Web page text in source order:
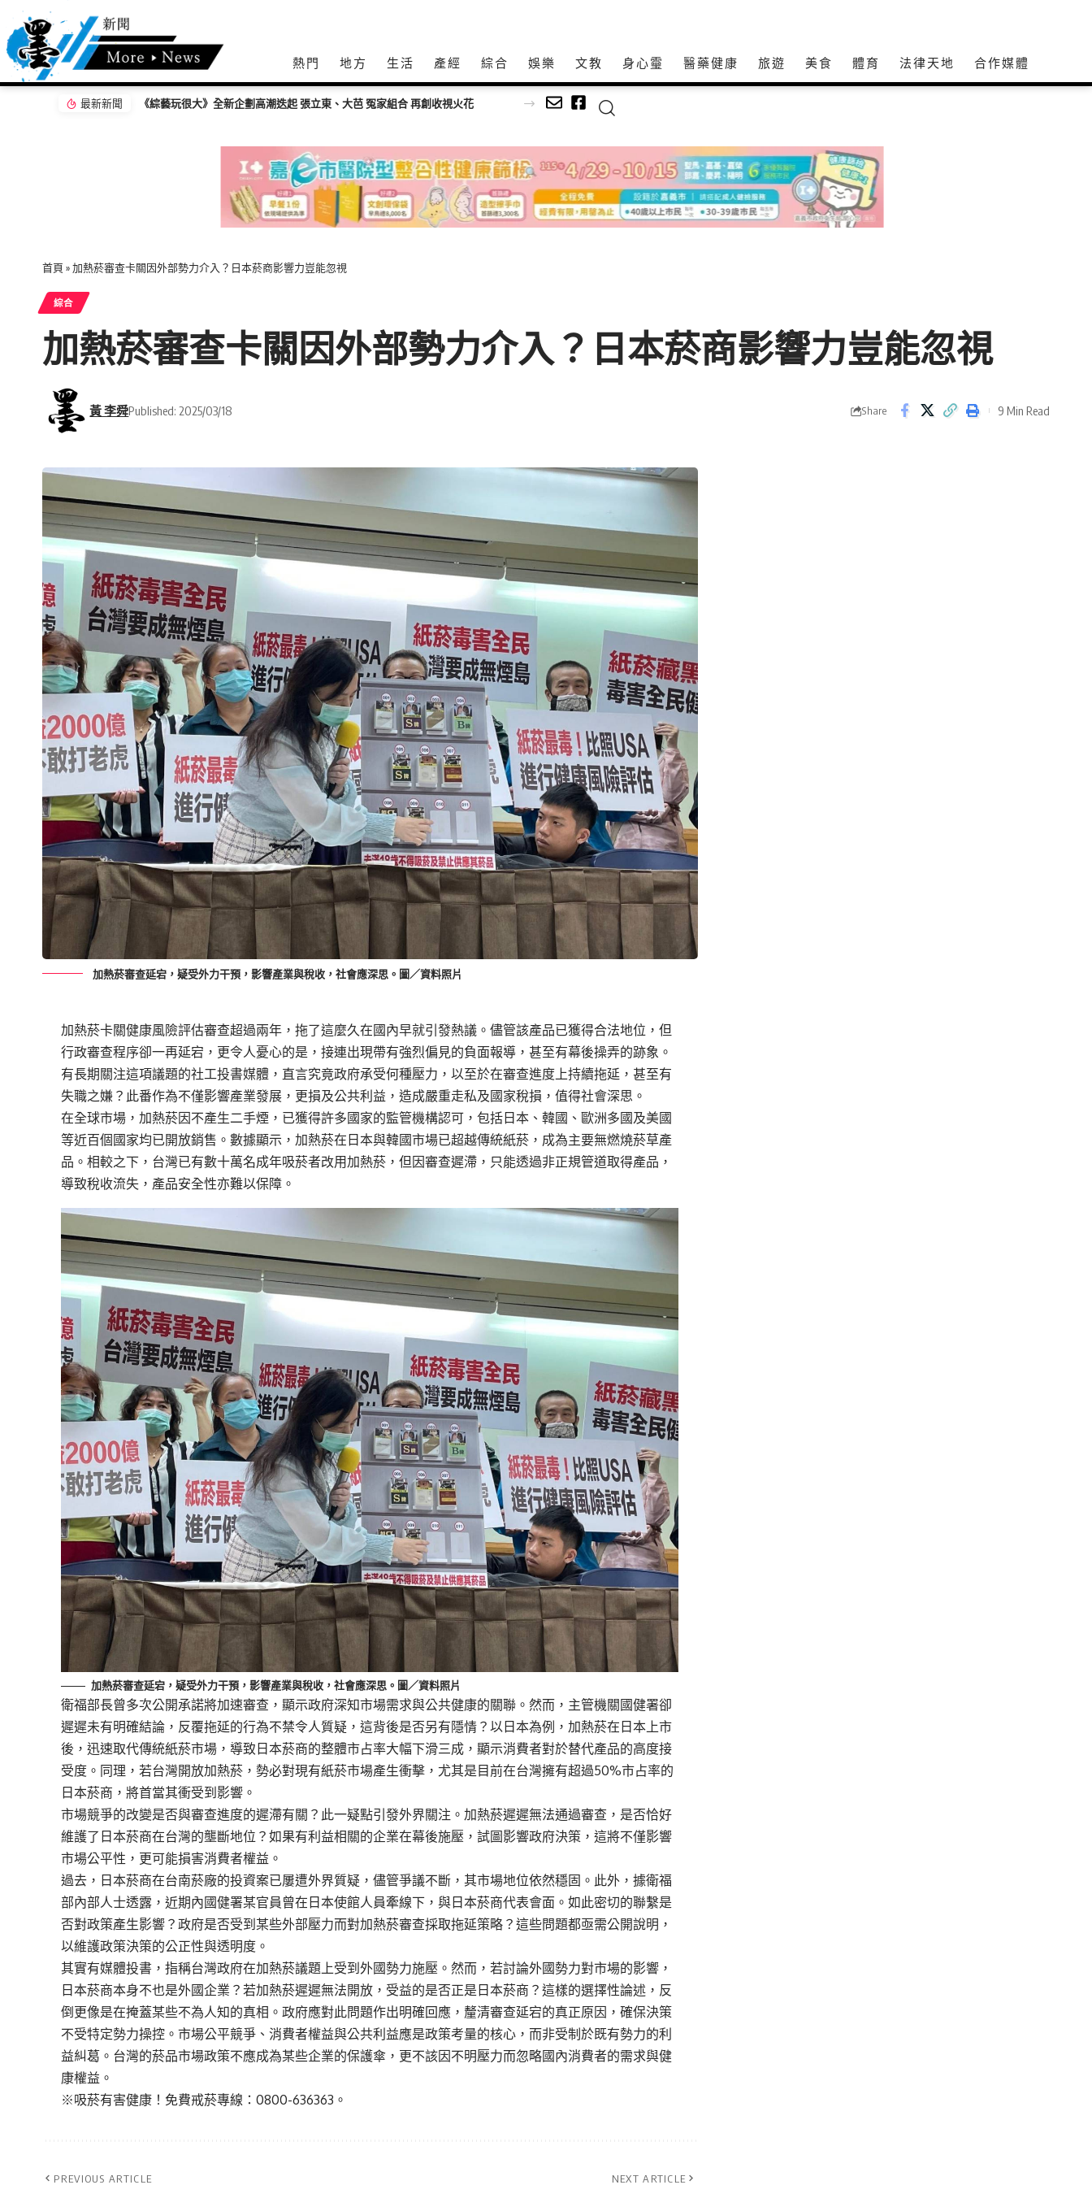
熱門 地方 生活 產經 綜合 娛樂 文教 身心𩆜 醫藥健康 旅遊 美食 體育 法律天地 合作媒體
最新新聞
首頁 »加熱菸審查卡關因外部勢力介入？日本菸商影響力豈能忽視
綜合
加熱菸審查卡關因外部勢力介入？日本菸商影響力豈能忽視
黃 李舜Published: 2025/03/18 Share 9 Min Read
加熱菸審查延宕，疑受外力干預，影響產業與稅收，社會應深思。圖／資料照片
加熱菸卡關健康風險評估審查超過兩年，拖了這麼久在國內早就引發熱議。儘管該產品已獲得合法地位，但
行政審查程序卻一再延宕，更令人憂心的是，接連出現帶有強烈偏見的負面報導，甚至有幕後操弄的跡象。
有長期關注這項議題的社工投書媒體，直言究竟政府承受何種壓力，以至於在審查進度上持續拖延，甚至有
失職之嫌？此番作為不僅影響產業發展，更損及公共利益，造成嚴重走私及國家稅損，值得社會深思。
在全球市場，加熱菸因不產生二手煙，已獲得許多國家的監管機構認可，包括日本、韓國、歐洲多國及美國
等近百個國家均已開放銷售。數據顯示，加熱菸在日本與韓國市場已超越傳統紙菸，成為主要無燃燒菸草產
品。相較之下，台灣已有數十萬名成年吸菸者改用加熱菸，但因審查遲滯，只能透過非正規管道取得產品，
導致稅收流失，產品安全性亦難以保障。
加熱菸審查延宕，疑受外力干預，影響產業與稅收，社會應深思。圖／資料照片
衛福部長曾多次公開承諾將加速審查，顯示政府深知市場需求與公共健康的關聯。然而，主管機關國健署卻
遲遲未有明確結論，反覆拖延的行為不禁令人質疑，這背後是否另有隱情？以日本為例，加熱菸在日本上市
後，迅速取代傳統紙菸市場，導致日本菸商的整體市占率大幅下滑三成，顯示消費者對於替代產品的高度接
受度。同理，若台灣開放加熱菸，勢必對現有紙菸市場產生衝擊，尤其是目前在台灣擁有超過50%市占率的
日本菸商，將首當其衝受到影響。
市場競爭的改變是否與審查進度的遲滯有關？此一疑點引發外界關注。加熱菸遲遲無法通過審查，是否恰好
維護了日本菸商在台灣的壟斷地位？如果有利益相關的企業在幕後施壓，試圖影響政府決策，這將不僅影響
市場公平性，更可能損害消費者權益。
過去，日本菸商在台南菸廠的投資案已屢遭外界質疑，儘管爭議不斷，其市場地位依然穩固。此外，據衛福
部內部人士透露，近期內國健署某官員曾在日本使館人員牽線下，與日本菸商代表會面。如此密切的聯繫是
否對政策產生影響？政府是否受到某些外部壓力而對加熱菸審查採取拖延策略？這些問題都亟需公開說明，
以維護政策決策的公正性與透明度。
其實有媒體投書，指稱台灣政府在加熱菸議題上受到外國勢力施壓。然而，若討論外國勢力對市場的影響，
日本菸商本身不也是外國企業？若加熱菸遲遲無法開放，受益的是否正是日本菸商？這樣的選擇性論述，反
倒更像是在掩蓋某些不為人知的真相。政府應對此問題作出明確回應，釐清審查延宕的真正原因，確保決策
不受特定勢力操控。市場公平競爭、消費者權益與公共利益應是政策考量的核心，而非受制於既有勢力的利
益糾葛。台灣的菸品市場政策不應成為某些企業的保護傘，更不該因不明壓力而忽略國內消費者的需求與健
康權益。
※吸菸有害健康！免費戒菸專線：0800-636363。
PREVIOUS ARTICLE NEXT ARTICLE